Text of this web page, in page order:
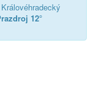
12°